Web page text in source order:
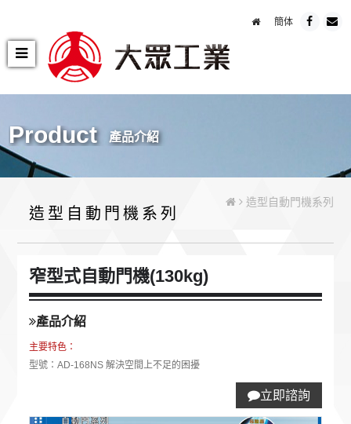
簡体
Product 產品介紹
造型自動門機系列
造型自動門機系列
窄型式自動門機(130kg)
產品介紹
主要特色：
型號：AD-168NS 解決空間上不足的困擾
立即諮詢